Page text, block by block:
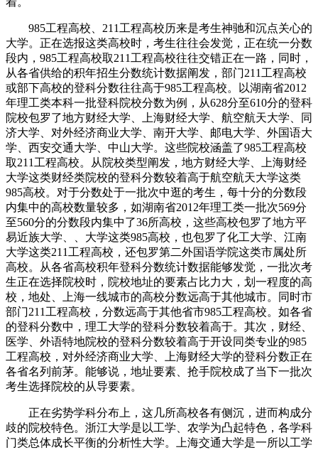
985工程高校、211工程高校历来是考生神驰和沉点关心的
大学。正在选报这类高校时，考生往往会发觉，正在统一分数
段内，985工程高校取211工程高校往往交错正在一路，同时，
从各省供给的积年招生分数统计数据阐发，部门211工程高校
或部下高校的登科分数往往高于985工程高校。以湖南省2012
年理工类本科一批登科院校分数为例，从628分至610分的登科
院校包罗了地方财经大学、上海财经大学、航空航天大学、同
济大学、对外经济商业大学、南开大学、邮电大学、外国语大
学、西安交通大学、中山大学。这些院校涵盖了985工程高校
取211工程高校。从院校类型阐发，地方财经大学、上海财经
大学这类财经类院校的登科分数较着高于航空航天大学这类
985高校。对于分数处于一批次中逛的考生，每十分的分数段
内集中的高校数量较多，如湖南省2012年理工类一批次569分
至560分的分数段内集中了36所高校，这些高校包罗了地方平
易近族大学、、大学这类985高校，也包罗了化工大学、江南
大学这类211工程高校，还包罗第二外国语学院这类市属处所
高校。从各省高校积年登科分数统计数据能够发觉，一批次考
生正在选择院校时，院校地址的要素占比力大，划一程度的高
校，地处、上海一线城市的高校分数远高于其他城市。同时市
部门211工程高校，分数远高于其他省市985工程高校。如各省
的登科分数中，理工大学的登科分数较着高于。其次，财经、
医学、外语特地院校的登科分数较着高于开设同类专业的985
工程高校，对外经济商业大学、上海财经大学的登科分数正在
各省名列前茅。能够说，地址要素、抢手院校成了当下一批次
考生选择院校的从导要素。
正在劣势学科分布上，这几所高校各有侧沉，进而构成分
歧的院校特色。浙江大学是以工学、农学为凸起特色，各学科
门类总体成长平衡的分析性大学。上海交通大学是一所以工学